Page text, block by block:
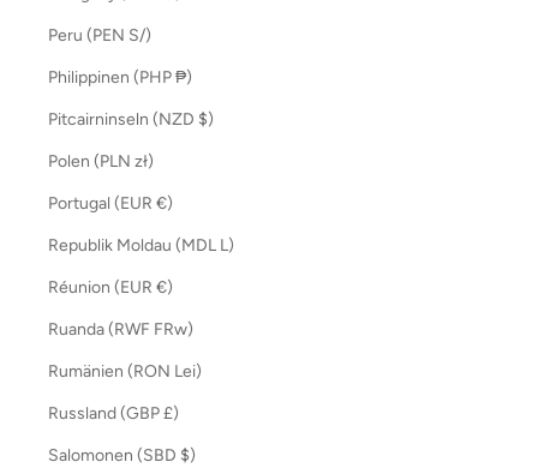
Peru (PEN S/)
Philippinen (PHP ₱)
Pitcairninseln (NZD $)
Polen (PLN zł)
Portugal (EUR €)
Republik Moldau (MDL L)
Réunion (EUR €)
Ruanda (RWF FRw)
Rumänien (RON Lei)
Russland (GBP £)
Salomonen (SBD $)